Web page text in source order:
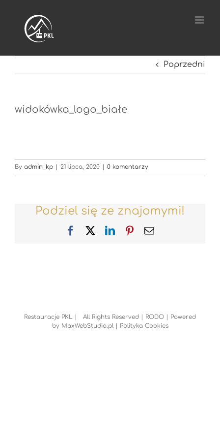
zawartości
Poprzedni
widokówka_logo_białe
By admin_kp | 21 lipca, 2020 | 0 komentarzy
Podziel się ze znajomymi!
FacebookLinkedInPinterest
Email
Restauracje PKL | All Rights Reserved | RODO | Powered
by MaxWebStudio.pl| Polityka Cookies